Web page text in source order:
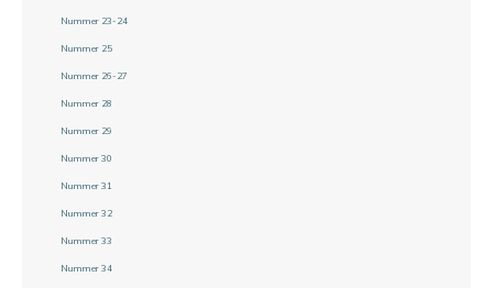
Nummer 23-24
Nummer 25
Nummer 26-27
Nummer 28
Nummer 29
Nummer 30
Nummer 31
Nummer 32
Nummer 33
Nummer 34